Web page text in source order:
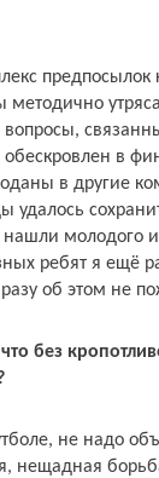
предпосылок
в
в другие
удалось
молодого
ребят я ещё
об этом не
без
не надо
нещадная